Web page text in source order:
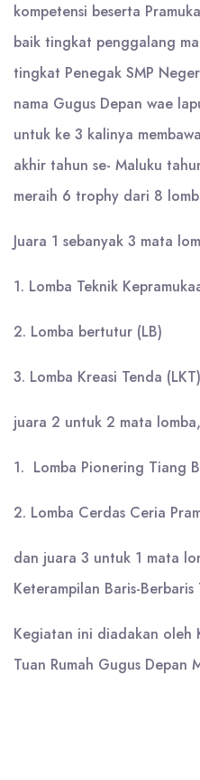
kompetensi beserta
baik tingkat penggalang
tingkat Penegak SMP
nama Gugus Depan wae
untuk ke 3 kalinya
akhir tahun se- Maluku
meraih 6 trophy dari 8
Juara 1 sebanyak 3 mata
1. Lomba Teknik
2. Lomba bertutur (LB)
3. Lomba Kreasi Tenda (LKT)
juara 2 untuk 2 mata lomba,
1. Lomba Pionering Tiang
2. Lomba Cerdas Ceria
dan juara 3 untuk 1 mata
Keterampilan Baris-Berbaris
Kegiatan ini diadakan oleh
Tuan Rumah Gugus Depan